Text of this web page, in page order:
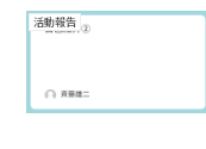
活動報告